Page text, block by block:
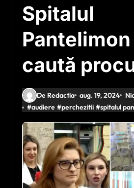
Spitalul
caută
De Redactia aug. 19, 2024
#audiere #perchezitii #spitalul